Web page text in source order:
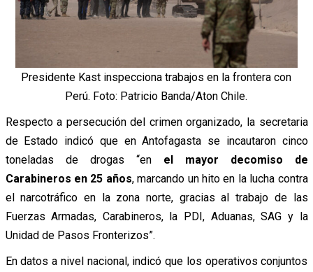
Presidente Kast inspecciona trabajos en la frontera con
Perú. Foto: Patricio Banda/Aton Chile.
Respecto a persecución del crimen organizado, la secretaria
de Estado indicó que en Antofagasta se incautaron cinco
toneladas de drogas “enel mayor decomiso de
Carabineros en 25 años, marcando un hito en la lucha contra
el narcotráfico en la zona norte, gracias al trabajo de las
Fuerzas Armadas, Carabineros, la PDI, Aduanas, SAG y la
Unidad de Pasos Fronterizos”.
En datos a nivel nacional, indicó que los operativos conjuntos